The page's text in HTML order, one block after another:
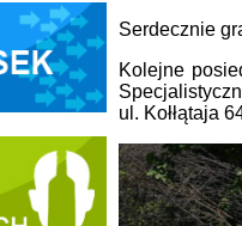
Serdecznie
Kolejne
ul. Kołłątaja